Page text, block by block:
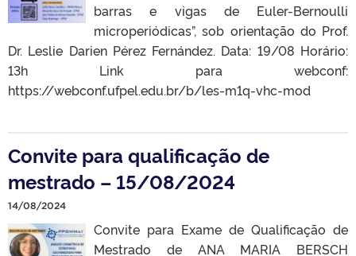
barras e vigas de Euler-Bernoulli
microperiódicas”, sob orientação do Prof.
Dr. Leslie Darien Pérez Fernández. Data: 19/08 Horário:
13h Link para webconf:
https://webconf.ufpel.edu.br/b/les-m1q-vhc-mod
Convite para qualificação de
mestrado – 15/08/2024
14/08/2024
Convite para Exame de Qualificação de
Mestrado de ANA MARIA BERSCH